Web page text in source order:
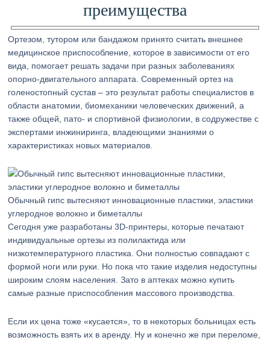
преимущества
Ортезом, тутором или бандажом принято считать внешнее
медицинское приспособление, которое в зависимости от его
вида, помогает решать задачи при разных заболеваниях
опорно-двигательного аппарата. Современный ортез на
голеностопный сустав – это результат работы специалистов в
области анатомии, биомеханики человеческих движений, а
также общей, пато- и спортивной физиологии, в содружестве с
экспертами инжиниринга, владеющими знаниями о
характеристиках новых материалов.
Обычный гипс вытесняют инновационные пластики, эластики
углеродное волокно и биметаллы
Сегодня уже разработаны 3D-принтеры, которые печатают
индивидуальные ортезы из полилактида или
низкотемпературного пластика. Они полностью совпадают с
формой ноги или руки. Но пока что такие изделия недоступны
широким слоям населения. Зато в аптеках можно купить
самые разные приспособления массового производства.
Если их цена тоже «кусается», то в некоторых больницах есть
возможность взять их в аренду. Ну и конечно же при переломе,